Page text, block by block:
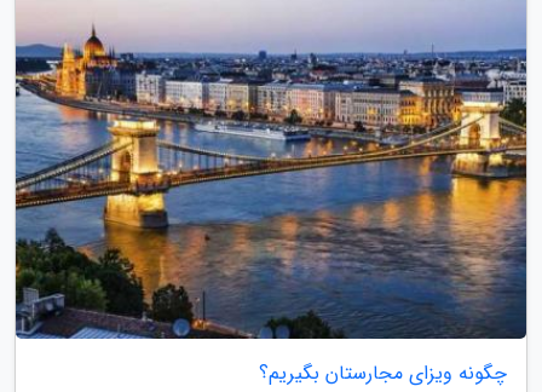
چگونه ویزای مجارستان بگیریم؟